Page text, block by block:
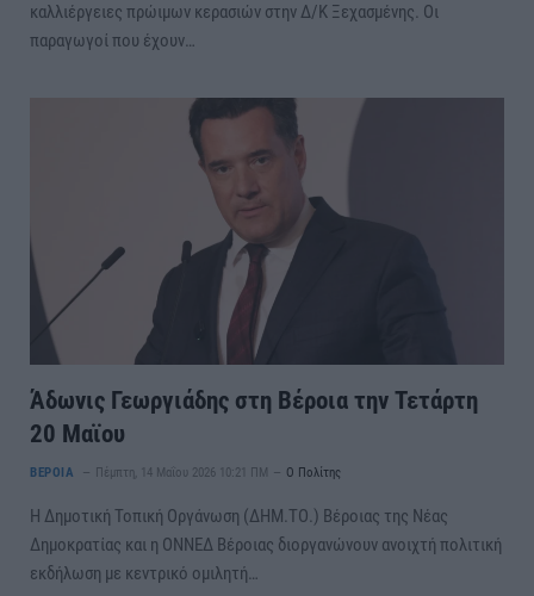
καλλιέργειες πρώιμων κερασιών στην Δ/Κ Ξεχασμένης. Οι
παραγωγοί που έχουν…
Άδωνις Γεωργιάδης στη Βέροια την Τετάρτη
20 Μαϊου
ΒΕΡΟΙΑ Πέμπτη, 14 Μαΐου 2026 10:21 ΠΜ Ο Πολίτης
Η Δημοτική Τοπική Οργάνωση (ΔΗΜ.ΤΟ.) Βέροιας της Νέας
Δημοκρατίας και η ΟΝΝΕΔ Βέροιας διοργανώνουν ανοιχτή πολιτική
εκδήλωση με κεντρικό ομιλητή…